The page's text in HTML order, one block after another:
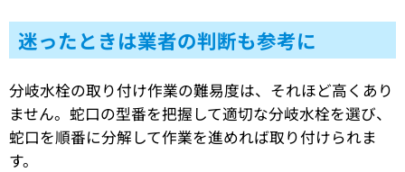
迷ったときは業者の判断も参考に
分岐水栓の取り付け作業の難易度は、それほど高くあり
ません。蛇口の型番を把握して適切な分岐水栓を選び、
蛇口を順番に分解して作業を進めれば取り付けられま
す。